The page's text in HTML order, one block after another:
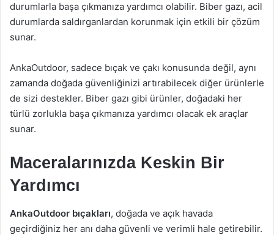
durumlarla başa çıkmanıza yardımcı olabilir. Biber gazı, acil
durumlarda saldırganlardan korunmak için etkili bir çözüm
sunar.
AnkaOutdoor, sadece bıçak ve çakı konusunda değil, aynı
zamanda doğada güvenliğinizi artırabilecek diğer ürünlerle
de sizi destekler. Biber gazı gibi ürünler, doğadaki her
türlü zorlukla başa çıkmanıza yardımcı olacak ek araçlar
sunar.
Maceralarınızda Keskin Bir
Yardımcı
AnkaOutdoor bıçakları, doğada ve açık havada
geçirdiğiniz her anı daha güvenli ve verimli hale getirebilir.